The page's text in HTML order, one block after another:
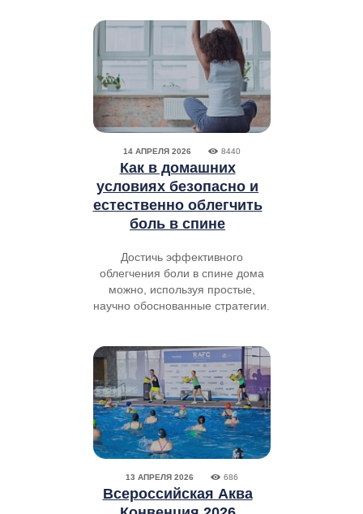
14 АПРЕЛЯ 2026 8440
Как в домашних
условиях безопасно и
естественно облегчить
боль в спине
Достичь эффективного
облегчения боли в спине дома
можно, используя простые,
научно обоснованные стратегии.
13 АПРЕЛЯ 2026 686
Всероссийская Аква